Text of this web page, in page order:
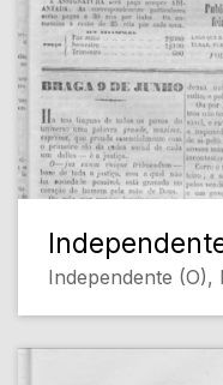
Independente (O),